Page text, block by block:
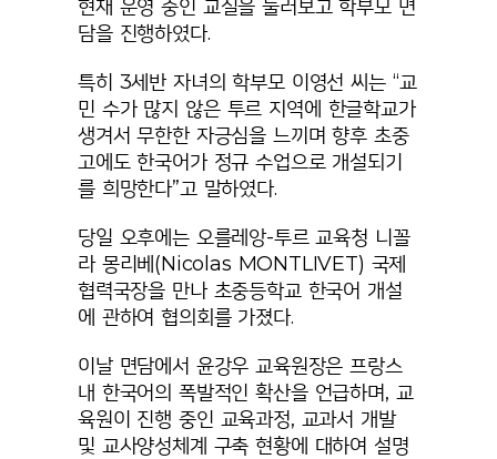
현재 운영 중인 교실을 둘러보고 학부모 면
담을 진행하였다.
특히 3세반 자녀의 학부모 이영선 씨는 “교
민 수가 많지 않은 투르 지역에 한글학교가
생겨서 무한한 자긍심을 느끼며 향후 초중
고에도 한국어가 정규 수업으로 개설되기
를 희망한다”고 말하였다.
당일 오후에는 오를레앙-투르 교육청 니꼴
라 몽리베(Nicolas MONTLIVET) 국제
협력국장을 만나 초중등학교 한국어 개설
에 관하여 협의회를 가졌다.
이날 면담에서 윤강우 교육원장은 프랑스
내 한국어의 폭발적인 확산을 언급하며, 교
육원이 진행 중인 교육과정, 교과서 개발
및 교사양성체계 구축 현황에 대하여 설명